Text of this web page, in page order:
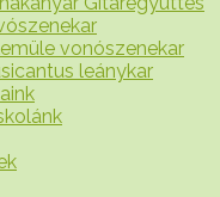
vonószenekar
leánykar